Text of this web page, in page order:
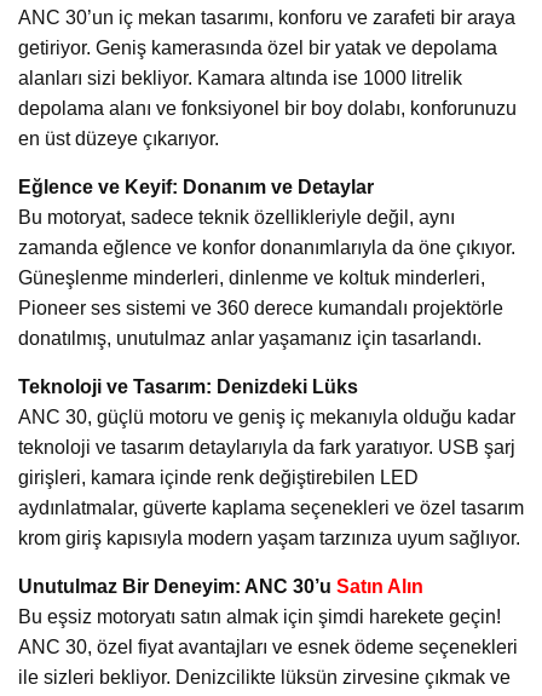
ANC 30’un iç mekan tasarımı, konforu ve zarafeti bir araya
getiriyor. Geniş kamerasında özel bir yatak ve depolama
alanları sizi bekliyor. Kamara altında ise 1000 litrelik
depolama alanı ve fonksiyonel bir boy dolabı, konforunuzu
en üst düzeye çıkarıyor.
Eğlence ve Keyif: Donanım ve Detaylar
Bu motoryat, sadece teknik özellikleriyle değil, aynı
zamanda eğlence ve konfor donanımlarıyla da öne çıkıyor.
Güneşlenme minderleri, dinlenme ve koltuk minderleri,
Pioneer ses sistemi ve 360 derece kumandalı projektörle
donatılmış, unutulmaz anlar yaşamanız için tasarlandı.
Teknoloji ve Tasarım: Denizdeki Lüks
ANC 30, güçlü motoru ve geniş iç mekanıyla olduğu kadar
teknoloji ve tasarım detaylarıyla da fark yaratıyor. USB şarj
girişleri, kamara içinde renk değiştirebilen LED
aydınlatmalar, güverte kaplama seçenekleri ve özel tasarım
krom giriş kapısıyla modern yaşam tarzınıza uyum sağlıyor.
Unutulmaz Bir Deneyim: ANC 30’u Satın Alın
Bu eşsiz motoryatı satın almak için şimdi harekete geçin!
ANC 30, özel fiyat avantajları ve esnek ödeme seçenekleri
ile sizleri bekliyor. Denizcilikte lüksün zirvesine çıkmak ve